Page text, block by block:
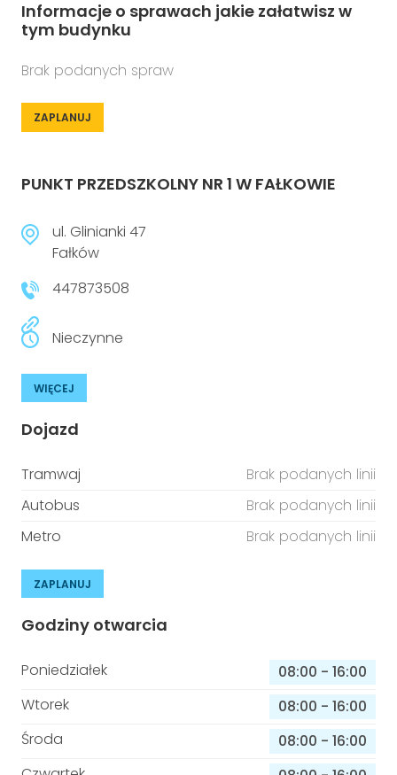
Informacje o sprawach jakie załatwisz w
tym budynku
Brak podanych spraw
ZAPLANUJ
PUNKT PRZEDSZKOLNY NR 1 W FAŁKOWIE
ul. Glinianki 47
Fałków
447873508
Nieczynne
WIĘCEJ
Dojazd
Tramwaj
Brak podanych linii
Autobus
Brak podanych linii
Metro
Brak podanych linii
ZAPLANUJ
Godziny otwarcia
Poniedziałek 08:00 - 16:00
Wtorek
08:00 - 16:00
Środa
08:00 - 16:00